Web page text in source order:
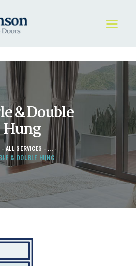
& Double
Hung
ALL SERVICES
...
& DOUBLE HUNG
A QUOTE